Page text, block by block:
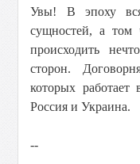
Увы! В эпоху
сущностей, а том
происходить
сторон.
которых
Россия и Украина.
--